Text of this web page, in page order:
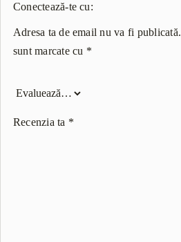
Conectează-te cu:
Adresa ta de email nu va fi publicată.
sunt marcate cu *
Recenzia ta *